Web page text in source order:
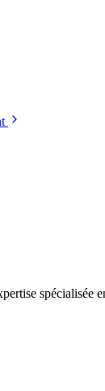
spécialisée